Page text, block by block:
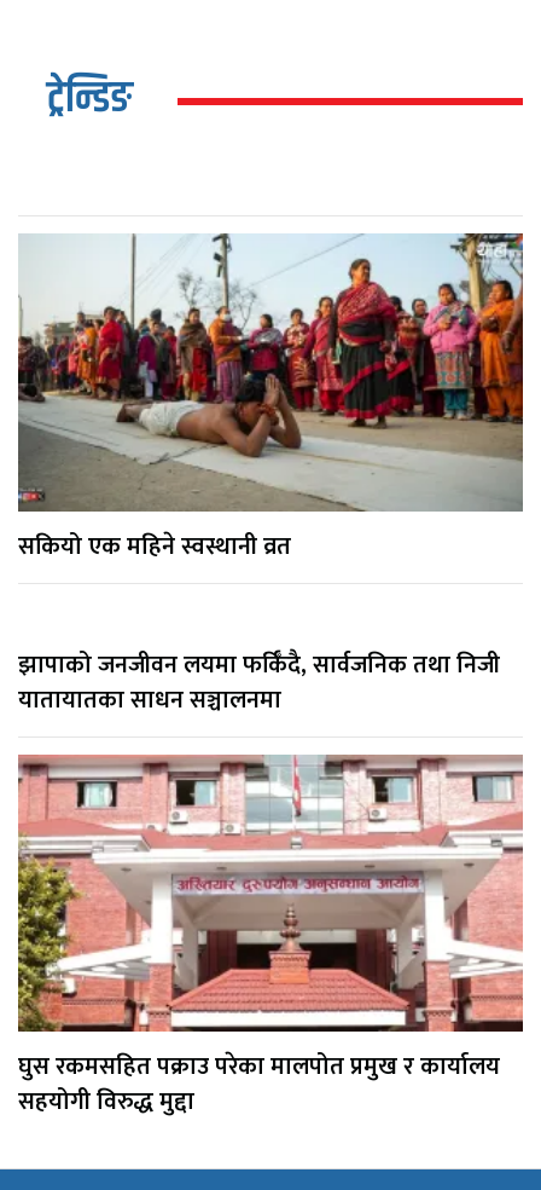
ट्रेन्डिङ
सकियो एक महिने स्वस्थानी व्रत
झापाको जनजीवन लयमा फर्किँदै, सार्वजनिक तथा निजी
यातायातका साधन सञ्चालनमा
घुस रकमसहित पक्राउ परेका मालपोत प्रमुख र कार्यालय
सहयोगी विरुद्ध मुद्दा